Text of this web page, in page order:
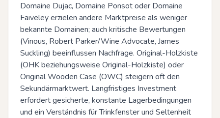
Domaine Dujac, Domaine Ponsot oder Domaine
Faiveley erzielen andere Marktpreise als weniger
bekannte Domainen; auch kritische Bewertungen
(Vinous, Robert Parker/Wine Advocate, James
Suckling) beeinflussen Nachfrage. Original-Holzkiste
(OHK beziehungsweise Original-Holzkiste) oder
Original Wooden Case (OWC) steigern oft den
Sekundärmarktwert. Langfristiges Investment
erfordert gesicherte, konstante Lagerbedingungen
und ein Verständnis für Trinkfenster und Seltenheit